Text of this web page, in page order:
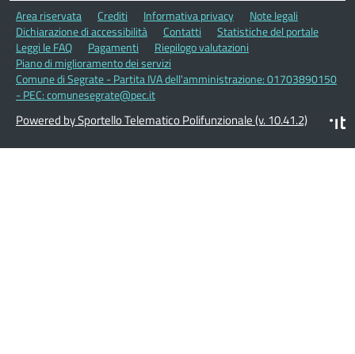
Area riservata Crediti Informativa privacy
Note legali
Dichiarazione di accessibilità
Contatti
Statistiche del portale
Leggi le FAQ
Pagamenti
Riepilogo valutazioni
Piano di miglioramento dei servizi
Comune di Segrate - Partita IVA dell'amministrazione: 01703890150
- PEC: comunesegrate@pec.it
Powered by Sportello Telematico Polifunzionale (v. 10.41.2)